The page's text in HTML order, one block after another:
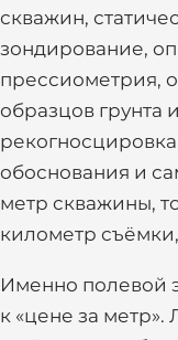
скважин,
зондирование,
прессиометрия,
образцов грунта
обоснования и
метр скважины,
километр
Именно полевой
к «цене за метр».